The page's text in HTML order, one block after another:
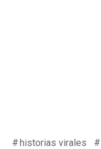
historias virales